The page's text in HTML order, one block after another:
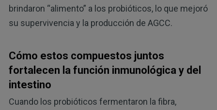
brindaron “alimento” a los probióticos, lo que mejoró
su supervivencia y la producción de AGCC.
Cómo estos compuestos juntos
fortalecen la función inmunológica y del
intestino
Cuando los probióticos fermentaron la fibra,